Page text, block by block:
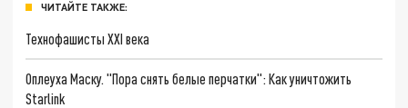
ЧИТАЙТЕ ТАКЖЕ:
Технофашисты XXI века
Оплеуха Маску. "Пора снять белые перчатки": Как уничтожить
Starlink